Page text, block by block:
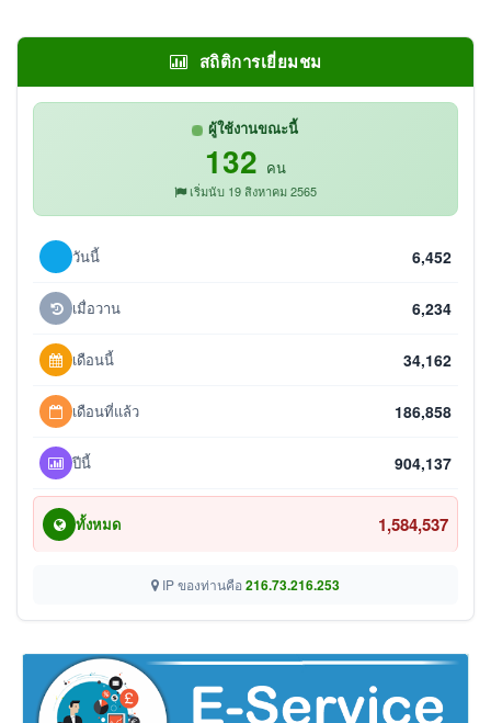
สถิติการเยี่ยมชม
ผู้ใช้งานขณะนี้
132 คน
เริ่มนับ 19 สิงหาคม 2565
วันนี้ 6,452
เมื่อวาน 6,234
เดือนนี้ 34,162
เดือนที่แล้ว 186,858
ปีนี้ 904,137
ทั้งหมด 1,584,537
IP ของท่านคือ 216.73.216.253